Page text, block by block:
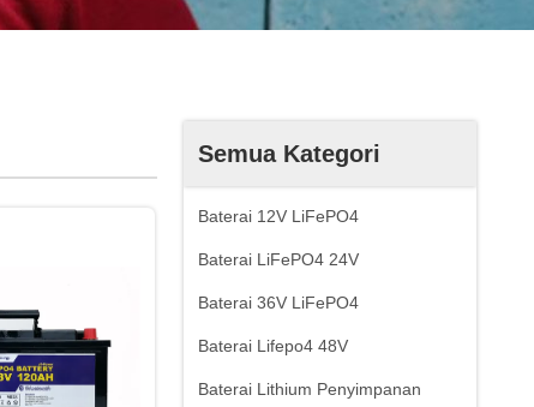
Semua Kategori
Baterai 12V LiFePO4
Baterai LiFePO4 24V
Baterai 36V LiFePO4
Baterai Lifepo4 48V
Baterai Lithium Penyimpanan